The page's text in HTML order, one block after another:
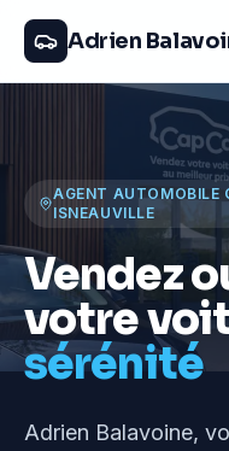
Adrien
AGENT AUTOMOBILE
ISNEAUVILLE
Vendez
votre
sérénité
Adrien Balavoine,